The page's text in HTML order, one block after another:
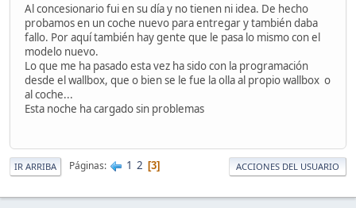
Al concesionario fui en su día y no tienen ni idea. De hecho
probamos en un coche nuevo para entregar y también daba
fallo. Por aquí también hay gente que le pasa lo mismo con el
modelo nuevo.
Lo que me ha pasado esta vez ha sido con la programación
desde el wallbox, que o bien se le fue la olla al propio wallbox o
al coche...
Esta noche ha cargado sin problemas
IR ARRIBA Páginas 1 2 3 ACCIONES DEL USUARIO